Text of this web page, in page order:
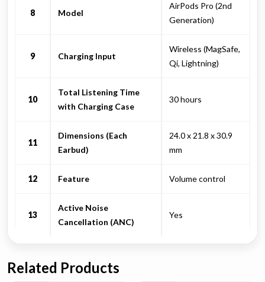
8 Model
AirPods Pro (2nd
Generation)
9 Charging Input
Wireless (MagSafe,
Qi, Lightning)
10
Total Listening Time
with Charging Case
30 hours
11
Dimensions (Each
Earbud)
24.0 x 21.8 x 30.9
mm
12 Feature Volume control
13
Active Noise
Cancellation (ANC)
Yes
Related Products